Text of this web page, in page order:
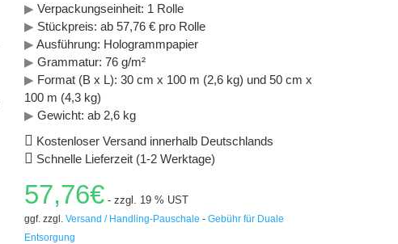
▶ Verpackungseinheit: 1 Rolle
▶ Stückpreis: ab 57,76 € pro Rolle
▶ Ausführung: Hologrammpapier
▶ Grammatur: 76 g/m²
▶ Format (B x L): 30 cm x 100 m (2,6 kg) und 50 cm x
100 m (4,3 kg)
▶ Gewicht: ab 2,6 kg
Kostenloser Versand innerhalb Deutschlands
Schnelle Lieferzeit (1-2 Werktage)
57,76€ - zzgl. 19 % UST
ggf. zzgl. Versand / Handling-Pauschale - Gebühr für Duale
Entsorgung